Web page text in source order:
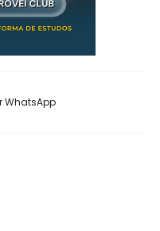
WhatsApp